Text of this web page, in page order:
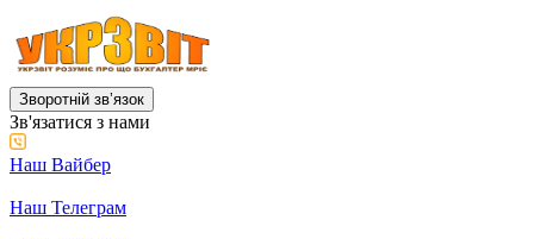
Зворотній звʼязок
Зв'язатися з нами
Наш Вайбер
Наш Телеграм